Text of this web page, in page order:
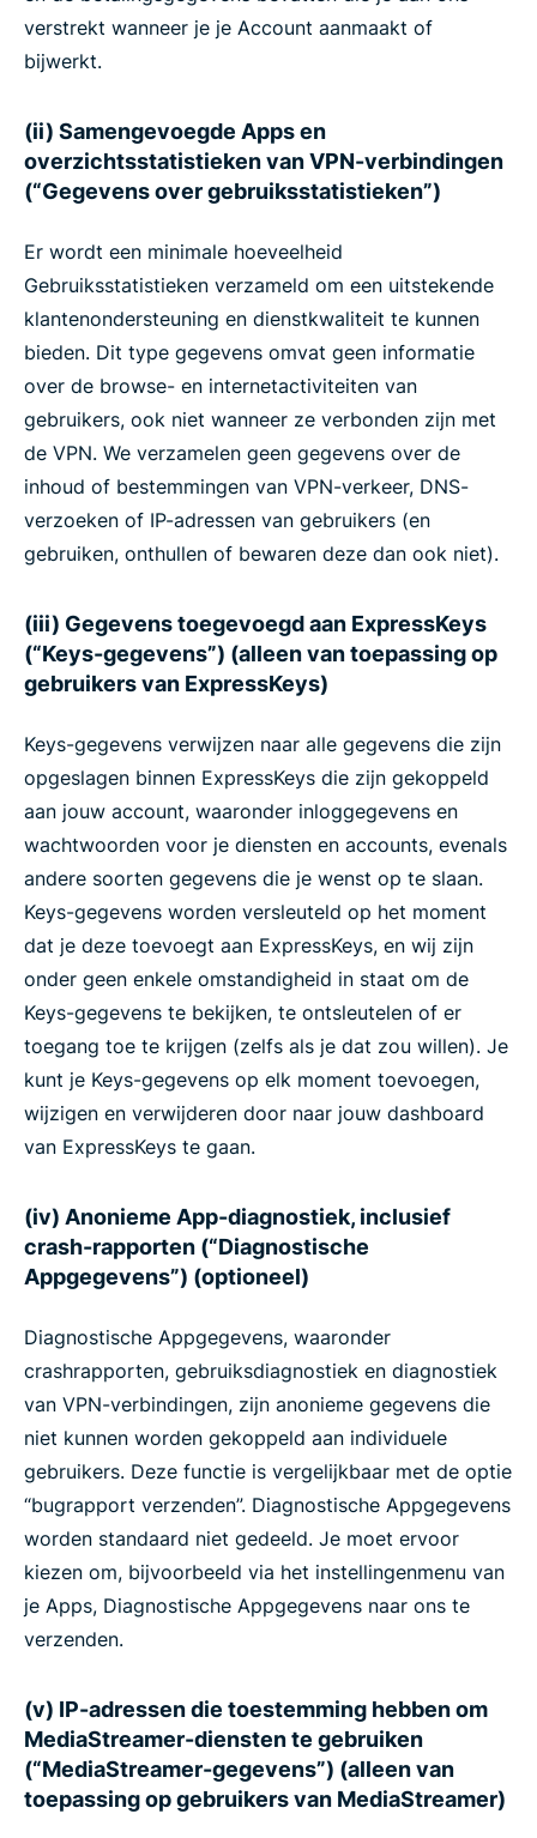
verstrekt wanneer je je Account aanmaakt of
bijwerkt.
(ii) Samengevoegde Apps en
overzichtsstatistieken van VPN-verbindingen
(“Gegevens over gebruiksstatistieken”)
Er wordt een minimale hoeveelheid
Gebruiksstatistieken verzameld om een uitstekende
klantenondersteuning en dienstkwaliteit te kunnen
bieden. Dit type gegevens omvat geen informatie
over de browse- en internetactiviteiten van
gebruikers, ook niet wanneer ze verbonden zijn met
de VPN. We verzamelen geen gegevens over de
inhoud of bestemmingen van VPN-verkeer, DNS-
verzoeken of IP-adressen van gebruikers (en
gebruiken, onthullen of bewaren deze dan ook niet).
(iii) Gegevens toegevoegd aan ExpressKeys
(“Keys-gegevens”) (alleen van toepassing op
gebruikers van ExpressKeys)
Keys-gegevens verwijzen naar alle gegevens die zijn
opgeslagen binnen ExpressKeys die zijn gekoppeld
aan jouw account, waaronder inloggegevens en
wachtwoorden voor je diensten en accounts, evenals
andere soorten gegevens die je wenst op te slaan.
Keys-gegevens worden versleuteld op het moment
dat je deze toevoegt aan ExpressKeys, en wij zijn
onder geen enkele omstandigheid in staat om de
Keys-gegevens te bekijken, te ontsleutelen of er
toegang toe te krijgen (zelfs als je dat zou willen). Je
kunt je Keys-gegevens op elk moment toevoegen,
wijzigen en verwijderen door naar jouw dashboard
van ExpressKeys te gaan.
(iv) Anonieme App-diagnostiek, inclusief
crash-rapporten (“Diagnostische
Appgegevens”) (optioneel)
Diagnostische Appgegevens, waaronder
crashrapporten, gebruiksdiagnostiek en diagnostiek
van VPN-verbindingen, zijn anonieme gegevens die
niet kunnen worden gekoppeld aan individuele
gebruikers. Deze functie is vergelijkbaar met de optie
“bugrapport verzenden”. Diagnostische Appgegevens
worden standaard niet gedeeld. Je moet ervoor
kiezen om, bijvoorbeeld via het instellingenmenu van
je Apps, Diagnostische Appgegevens naar ons te
verzenden.
(v) IP-adressen die toestemming hebben om
MediaStreamer-diensten te gebruiken
(“MediaStreamer-gegevens”) (alleen van
toepassing op gebruikers van MediaStreamer)